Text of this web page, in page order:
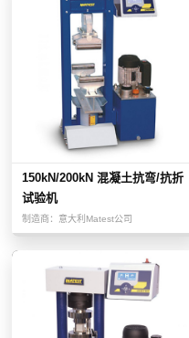
150kN/200kN 混凝土抗弯/抗折
试验机
制造商： 意大利Matest公司